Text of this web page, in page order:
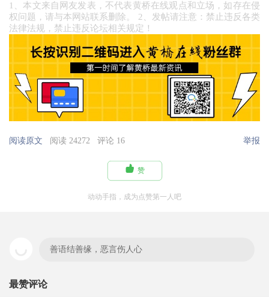
1、本文来自网友发表，不代表黄桥在线观点和立场，如存在侵
权问题，请与本网站联系删除。 2、发帖请注意：禁止违反各类
法律法规，禁止违反论坛相关规定！
阅读原文 阅读 24272 评论 16 举报
 赞
动动手指，成为点赞第一人吧
善语结善缘，恶言伤人心
最赞评论